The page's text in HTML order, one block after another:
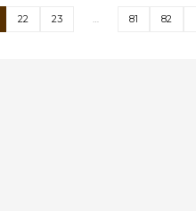
22 23 … 81 82